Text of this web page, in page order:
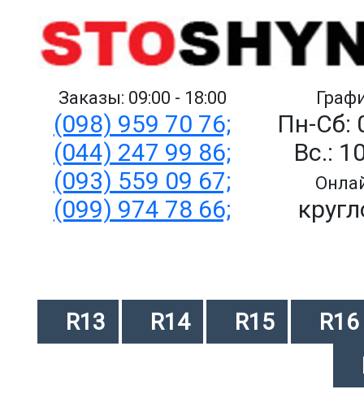
Заказы: 09:00 - 18:00
(098) 959 70 76;
(044) 247 99 86;
(093) 559 09 67;
(099) 974 78 66;
Пн-Сб:
Вс.:
R13 R14 R15
R16